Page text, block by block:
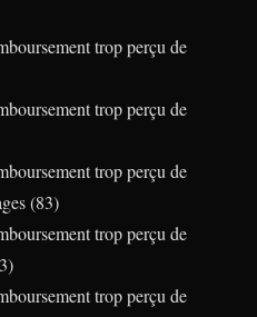
trop perçu de
trop perçu de
trop perçu de
(83)
trop perçu de
trop perçu de